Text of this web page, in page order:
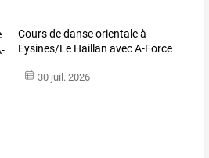
Coursdedanseorientaleà
Eysines/Le Haillan avecA-Force
30 juil. 2026